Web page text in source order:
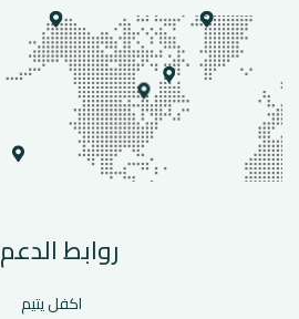
روابط الدعم
اكفل يتيم